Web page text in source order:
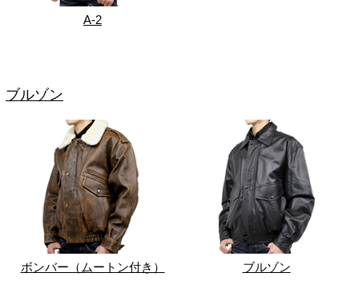
A-2
ブルゾン
ボンバー（ムートン付き） ブルゾン